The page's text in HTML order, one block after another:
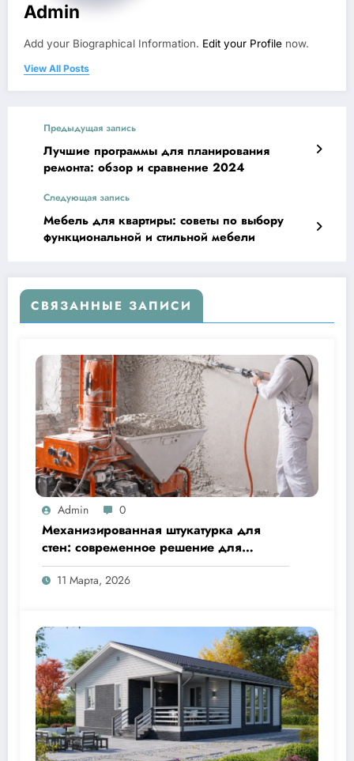
Admin
Add your Biographical Information. Edit your Profile now.
View All Posts
Предыдущая запись
Лучшие программы для планирования
ремонта: обзор и сравнение 2024
Следующая запись
Мебель для квартиры: советы по выбору
функциональной и стильной мебели
СВЯЗАННЫЕ ЗАПИСИ
Admin 0
Механизированная штукатурка для
стен: современное решение для
быстрого и качественного ремонта
11 Марта, 2026